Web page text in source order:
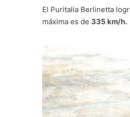
El Puritalia Berlinetta
máxima es de 335 km/h.